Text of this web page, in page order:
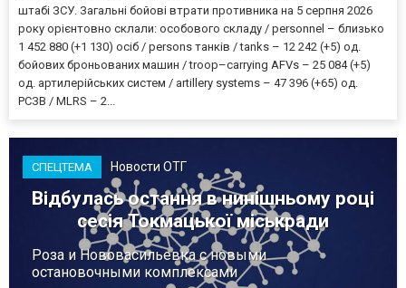
штабі ЗСУ. Загальні бойові втрати противника на 5 серпня 2026
року орієнтовно склали: особового складу / personnel – близько
1 452 880 (+1 130) осіб / persons танків / tanks – 12 242 (+5) од.
бойових броньованих машин / troop–carrying AFVs – 25 084 (+5)
од. артилерійських систем / artillery systems – 47 396 (+65) од.
РСЗВ / MLRS – 2...
СПЕЦТЕМА Новости ОТГ
Відбулась остання в нинішньому році
сесія Токмацької міськради
Роза и Нововасильевка с новыми
остановочными комплексами